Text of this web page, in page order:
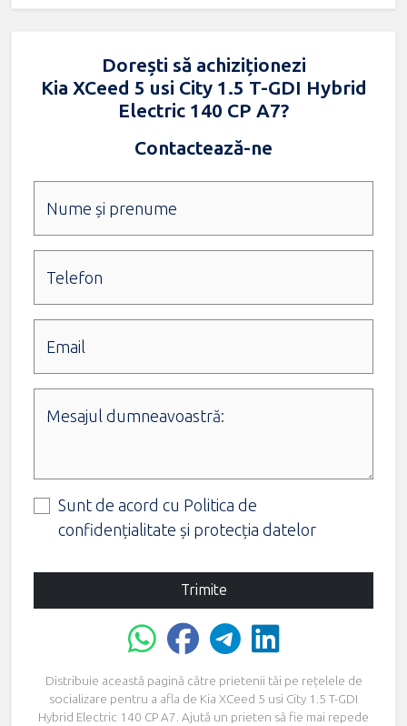
Dorești să achiziționezi
Kia XCeed 5 usi City 1.5 T-GDI Hybrid
Electric 140 CP A7?
Contactează-ne
Nume și prenume
Telefon
Email
Mesajul dumneavoastră:
Sunt de acord cu Politica de
confidențialitate și protecția datelor
Trimite
Distribuie această pagină către prietenii tăi pe rețelele de
socializare pentru a afla de Kia XCeed 5 usi City 1.5 T-GDI
Hybrid Electric 140 CP A7. Ajută un prieten să fie mai repede